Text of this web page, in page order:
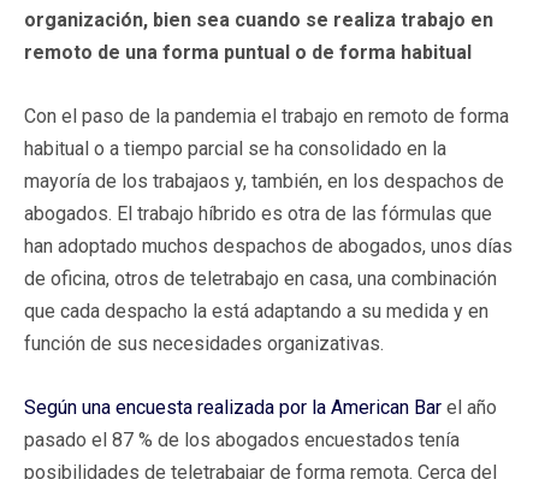
organización, bien sea cuando se realiza trabajo en
remoto de una forma puntual o de forma habitual
Con el paso de la pandemia el trabajo en remoto de forma
habitual o a tiempo parcial se ha consolidado en la
mayoría de los trabajaos y, también, en los despachos de
abogados. El trabajo híbrido es otra de las fórmulas que
han adoptado muchos despachos de abogados, unos días
de oficina, otros de teletrabajo en casa, una combinación
que cada despacho la está adaptando a su medida y en
función de sus necesidades organizativas.
Según una encuesta realizada por la American Bar el año
pasado el 87 % de los abogados encuestados tenía
posibilidades de teletrabajar de forma remota. Cerca del